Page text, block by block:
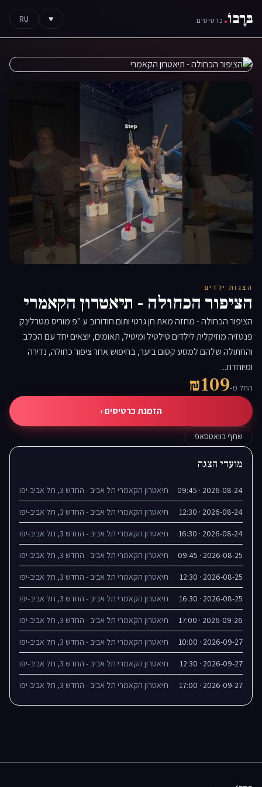
בּרָבוֹ. כרטיסים ♥
RU
▶
הצגות ילדים
הציפור הכחולה - תיאטרון הקאמרי
הציפור הכחולה - מחזה מאת חן גרטי ותום חודורוב ע "פ מוריס מטרלינק
פנטזיה מוזיקלית לילדים טילטיל ומיטיל, תאומים, יוצאים יחד עם הכלב
והחתולה שלהם למסע קסום ביער, בחיפוש אחר ציפור כחולה, נדירה
ומיוחדת...
החל מ-₪109
הזמנת כרטיסים ›
שתף בוואטסאפ
מועדי הצגה
2026-08-24 · 09:45 תיאטרון הקאמרי תל אביב - החדש 3, תל אביב-יפו
2026-08-24 · 12:30 תיאטרון הקאמרי תל אביב - החדש 3, תל אביב-יפו
2026-08-24 · 16:30 תיאטרון הקאמרי תל אביב - החדש 3, תל אביב-יפו
2026-08-25 · 09:45 תיאטרון הקאמרי תל אביב - החדש 3, תל אביב-יפו
2026-08-25 · 12:30 תיאטרון הקאמרי תל אביב - החדש 3, תל אביב-יפו
2026-08-25 · 16:30 תיאטרון הקאמרי תל אביב - החדש 3, תל אביב-יפו
2026-09-26 · 17:00 תיאטרון הקאמרי תל אביב - החדש 3, תל אביב-יפו
2026-09-27 · 10:00 תיאטרון הקאמרי תל אביב - החדש 3, תל אביב-יפו
2026-09-27 · 12:30 תיאטרון הקאמרי תל אביב - החדש 3, תל אביב-יפו
2026-09-27 · 17:00 תיאטרון הקאמרי תל אביב - החדש 3, תל אביב-יפו